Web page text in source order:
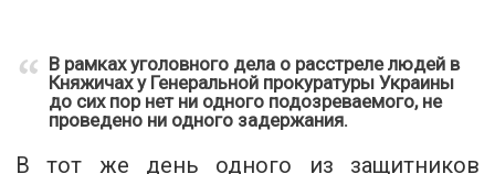
В рамках уголовного дела о расстреле людей в
Княжичах у Генеральной прокуратуры Украины
до сих пор нет ни одного подозреваемого, не
проведено ни одного задержания.
В тот же день одного из защитников